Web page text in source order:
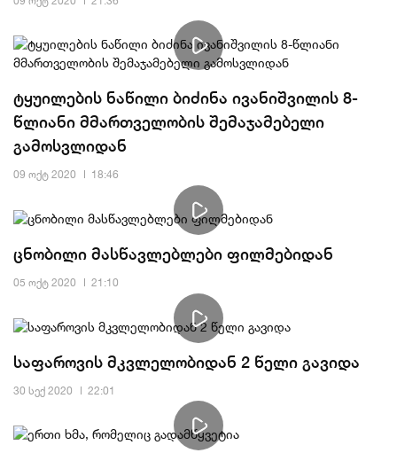
ტყუილების ნაწილი ბიძინა ივანიშვილის 8-
წლიანი მმართველობის შემაჯამებელი
გამოსვლიდან
09 ოქტ 2020 18:46
ცნობილი მასწავლებლები ფილმებიდან
05 ოქტ 2020 21:10
საფაროვის მკვლელობიდან 2 წელი გავიდა
30 სექ 2020 22:01